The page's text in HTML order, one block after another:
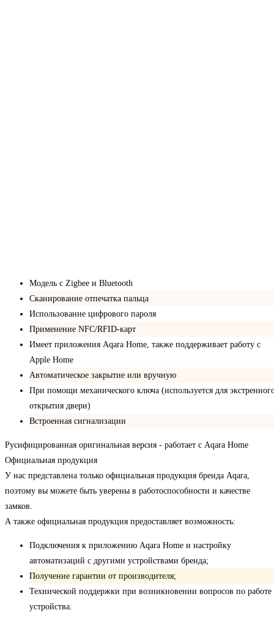
Модель с Zigbee и Bluetooth
Сканирование отпечатка пальца
Использование цифрового пароля
Применение NFC/RFID-карт
Имеет приложения Aqara Home, также поддерживает работу с
Apple Home
Автоматическое закрытие или вручную
При помощи механического ключа (используется для
открытия двери)
Встроенная сигнализации
Русифицированная оригинальная версия - работает с Aqara Home
Официальная продукция
У нас представлена только официальная продукция бренда Aqara,
поэтому вы можете быть уверены в работоспособности и качестве
замков.
А также официальная продукция предоставляет возможность:
Подключения к приложению Aqara Home и настройку
автоматизаций с другими устройствами бренда;
Получение гарантии от производителя;
Технической поддержки при возникновении вопросов по работе
устройства.